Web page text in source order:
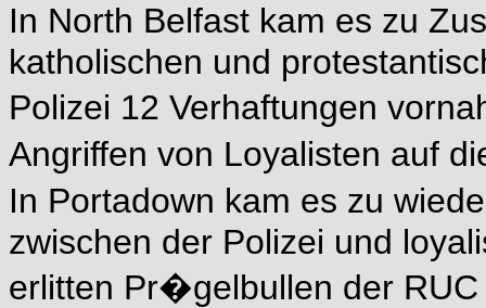
In North Belfast kam es zu
katholischen und
Polizei 12 Verhaftungen
Angriffen von Loyalisten auf
In Portadown kam es zu
zwischen der Polizei und
erlitten Pr�gelbullen der